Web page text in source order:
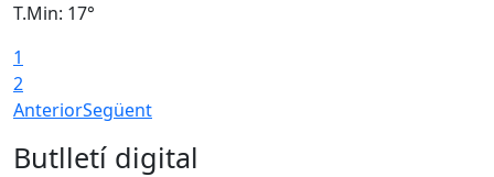
T.Min: 17°
1
2
AnteriorSegüent
Butlletí digital